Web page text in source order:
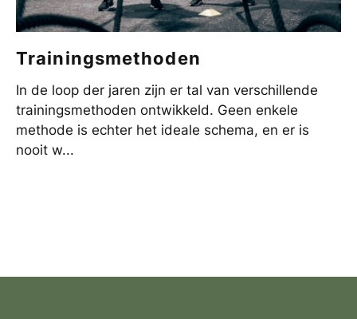
Trainingsmethoden
In de loop der jaren zijn er tal van verschillende
trainingsmethoden ontwikkeld. Geen enkele
methode is echter het ideale schema, en er is
nooit w...